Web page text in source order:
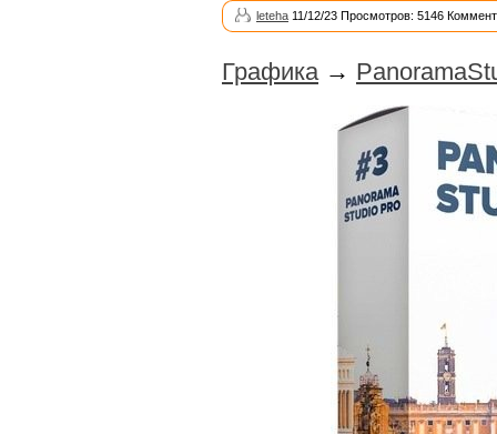
leteha 11/12/23 Просмотров: 5146
Графика →